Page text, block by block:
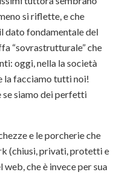
si riflette, e che
dato fondamentale del
“sovrastrutturale” che
oggi, nella la società
la facciamo tutti noi!
se siamo dei perfetti
e le porcherie che
(chiusi, privati, protetti e
che è invece per sua